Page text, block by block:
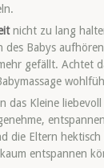
nicht zu lang
des Babys
gefällt. Achtet
das Kleine
die Eltern hektisch
entspannen